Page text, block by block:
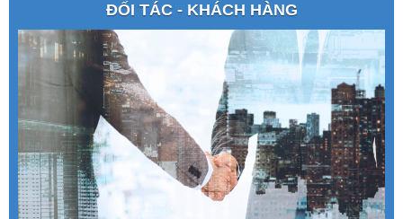
ĐỐI TÁC - KHÁCH HÀNG